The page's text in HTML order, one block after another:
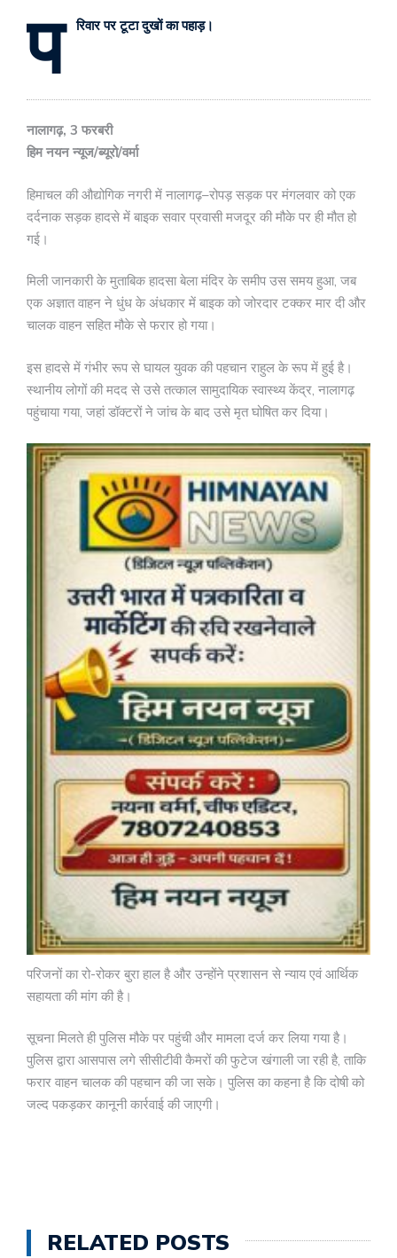
प रिवार पर टूटा दुखों का पहाड़।
नालागढ़, 3 फरबरी
हिम नयन न्यूज/ब्यूरो/वर्मा
हिमाचल की औद्योगिक नगरी में नालागढ़–रोपड़ सड़क पर मंगलवार को एक
दर्दनाक सड़क हादसे में बाइक सवार प्रवासी मजदूर की मौके पर ही मौत हो
गई।
मिली जानकारी के मुताबिक हादसा बेला मंदिर के समीप उस समय हुआ, जब
एक अज्ञात वाहन ने धुंध के अंधकार में बाइक को जोरदार टक्कर मार दी और
चालक वाहन सहित मौके से फरार हो गया।
इस हादसे में गंभीर रूप से घायल युवक की पहचान राहुल के रूप में हुई है।
स्थानीय लोगों की मदद से उसे तत्काल सामुदायिक स्वास्थ्य केंद्र, नालागढ़
पहुंचाया गया, जहां डॉक्टरों ने जांच के बाद उसे मृत घोषित कर दिया।
परिजनों का रो-रोकर बुरा हाल है और उन्होंने प्रशासन से न्याय एवं आर्थिक
सहायता की मांग की है।
सूचना मिलते ही पुलिस मौके पर पहुंची और मामला दर्ज कर लिया गया है।
पुलिस द्वारा आसपास लगे सीसीटीवी कैमरों की फुटेज खंगाली जा रही है, ताकि
फरार वाहन चालक की पहचान की जा सके। पुलिस का कहना है कि दोषी को
जल्द पकड़कर कानूनी कार्रवाई की जाएगी।
RELATED POSTS